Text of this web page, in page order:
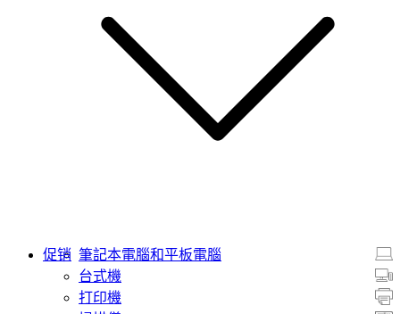
筆記本電腦和平板電腦
台式機
打印機
促销